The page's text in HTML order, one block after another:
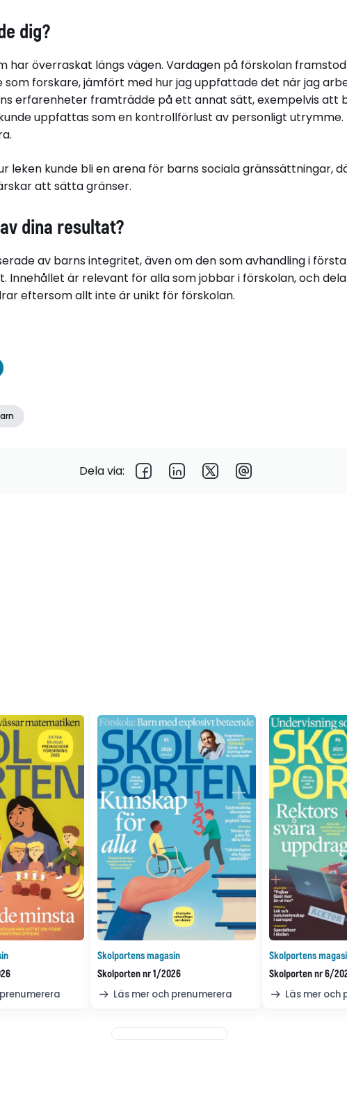
dig?
har överraskat längs vägen. Vardagen på förskolan
som forskare, jämfört med hur jag uppfattade det när jag
erfarenheter framträdde på ett annat sätt, exempelvis att
uppfattas som en kontrollförlust av personligt utrymme.
leken kunde bli en arena för barns sociala gränssättningar,
att sätta gränser.
dina resultat?
av barns integritet, även om den som avhandling i
Innehållet är relevant för alla som jobbar i förskolan, och
eftersom allt inte är unikt för förskolan.
Dela via:
Skolportens magasin
Skolporten nr 1/2026
Läs mer och prenumerera
Skolportens
Skolporten nr 6/
Läs mer och